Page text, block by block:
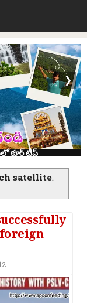
❯
satellite.
foreign